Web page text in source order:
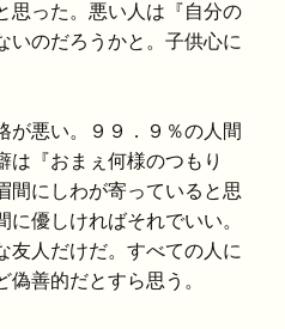
思った。悪い人は『自分の
いのだろうかと。子供心に
が悪い。９９．９％の人間
は『おまぇ何様のつもり
間にしわが寄っていると思
に優しければそれでいい。
友人だけだ。すべての人に
善的だとすら思う。